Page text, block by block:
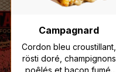
Campagnard
Cordon bleu croustillant,
rösti doré, champignons
poêlés et bacon fumé,